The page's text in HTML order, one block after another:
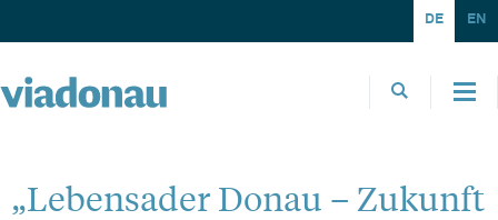
DE EN
„Lebensader Donau – Zukunft